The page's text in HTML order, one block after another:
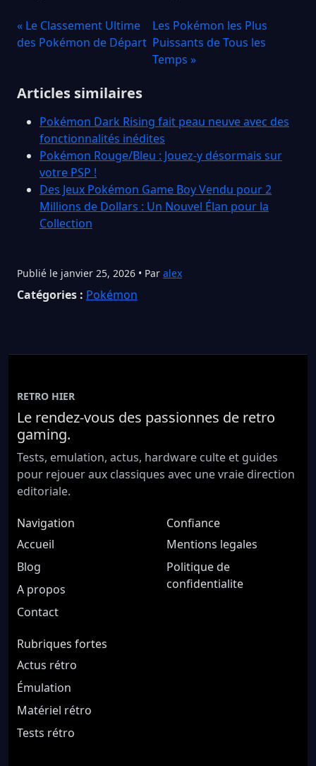
« Le Classement Ultime
des Pokémon de Départ
Les Pokémon les Plus
Puissants de Tous les
Temps »
Articles similaires
Pokémon Dark Rising fait peau neuve avec des
fonctionnalités inédites
Pokémon Rouge/Bleu : Jouez-y désormais sur
votre PSP !
Des Jeux Pokémon Game Boy Vendu pour 2
Millions de Dollars : Un Nouvel Élan pour la
Collection
Publié le janvier 25, 2026 • Par alex
Catégories : Pokémon
RETRO HIER
Le rendez-vous des passionnes de retro
gaming.
Tests, emulation, actus, hardware culte et guides
pour rejouer aux classiques avec une vraie direction
editoriale.
Navigation
Accueil
Blog
A propos
Contact
Confiance
Mentions legales
Politique de
confidentialite
Rubriques fortes
Actus rétro
Émulation
Matériel rétro
Tests rétro